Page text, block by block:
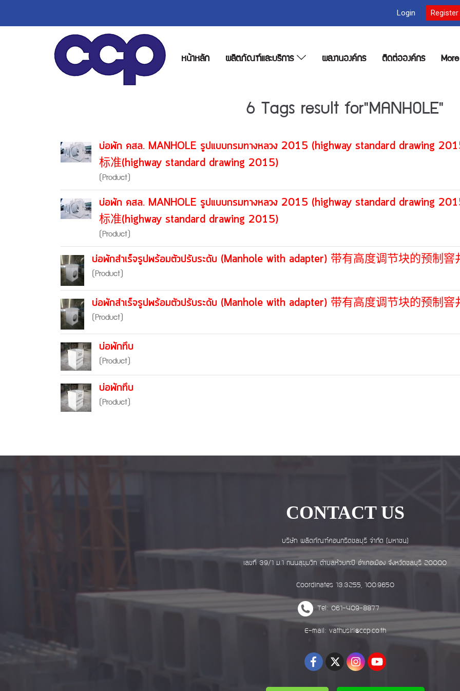
Login Register
หน้าหลัก ผลิตภัณฑ์และบริการ ผลงานองค์กร ติดต่อองค์กร
6 Tags result for"MANHOLE"
บ่อพัก คสล. MANHOLE รูปแบบกรมทางหลวง 2015 (highway standard drawing
标准(highway standard drawing 2015)
(Product)
บ่อพัก คสล. MANHOLE รูปแบบกรมทางหลวง 2015 (highway standard drawing
标准(highway standard drawing 2015)
(Product)
บ่อพักสำเร็จรูปพร้อมตัวปรับระดับ (Manhole with adapter) 带有高度调节块的预制窨
(Product)
บ่อพักสำเร็จรูปพร้อมตัวปรับระดับ (Manhole with adapter) 带有高度调节块的预制窨
(Product)
บ่อพักทึบ
(Product)
บ่อพักทึบ
(Product)
CONTACT US
บริษัท ผลิตภัณฑ์คอนกรีตชลบุรี จำกัด (มหาชน)
เลขที่ 39/1 ม.1 ถนนสุขุมวิท ตำบลห้วยกะปิ อำเภอเมือง จังหวัดชลบุรี 20000
Coordinates 13.3255, 100.9650
Tel: 061-409-8877
E-mail: vathusiri@ccp.co.th